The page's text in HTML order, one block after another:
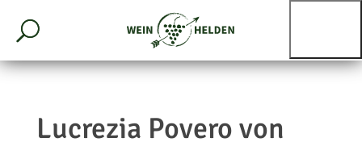
Lucrezia Povero von